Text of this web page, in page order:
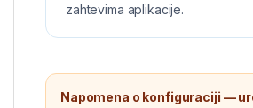
zahtevima aplikacije.
Napomena o konfiguraciji —